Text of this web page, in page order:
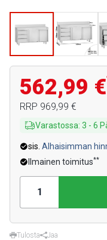
562,99 €
RRP 969,99 €
Varastossa: 3 - 6
sis. Alhaisimman
Ilmainen toimitus**
Tulosta
Jaa